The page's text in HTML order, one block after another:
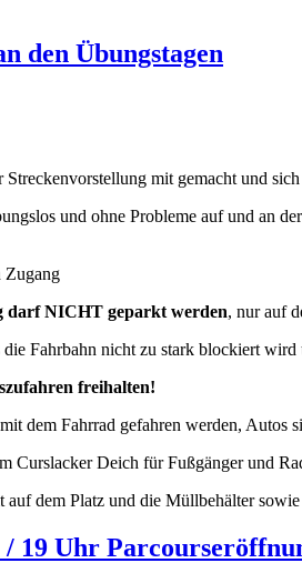
den Übungstagen
mit gemacht und
und ohne Probleme auf und an
darf NICHT geparkt werden, nur auf
die Fahrbahn nicht zu stark blockiert
freihalten!
dem Fahrrad gefahren werden, Autos
Curslacker Deich für Fußgänger und
dem Platz und die Müllbehälter
/ 19 Uhr